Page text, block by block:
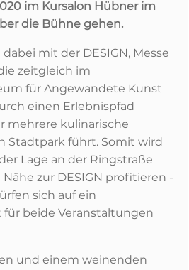
im Kursalon Hübner im
die Bühne gehen.
mit der DESIGN, Messe
zeitgleich im
für Angewandete Kunst
einen Erlebnispfad
mehrere kulinarische
Stadtpark führt. Somit wird
Lage an der Ringstraße
zur DESIGN profitieren -
sich auf ein
beide Veranstaltungen
und einem weinenden